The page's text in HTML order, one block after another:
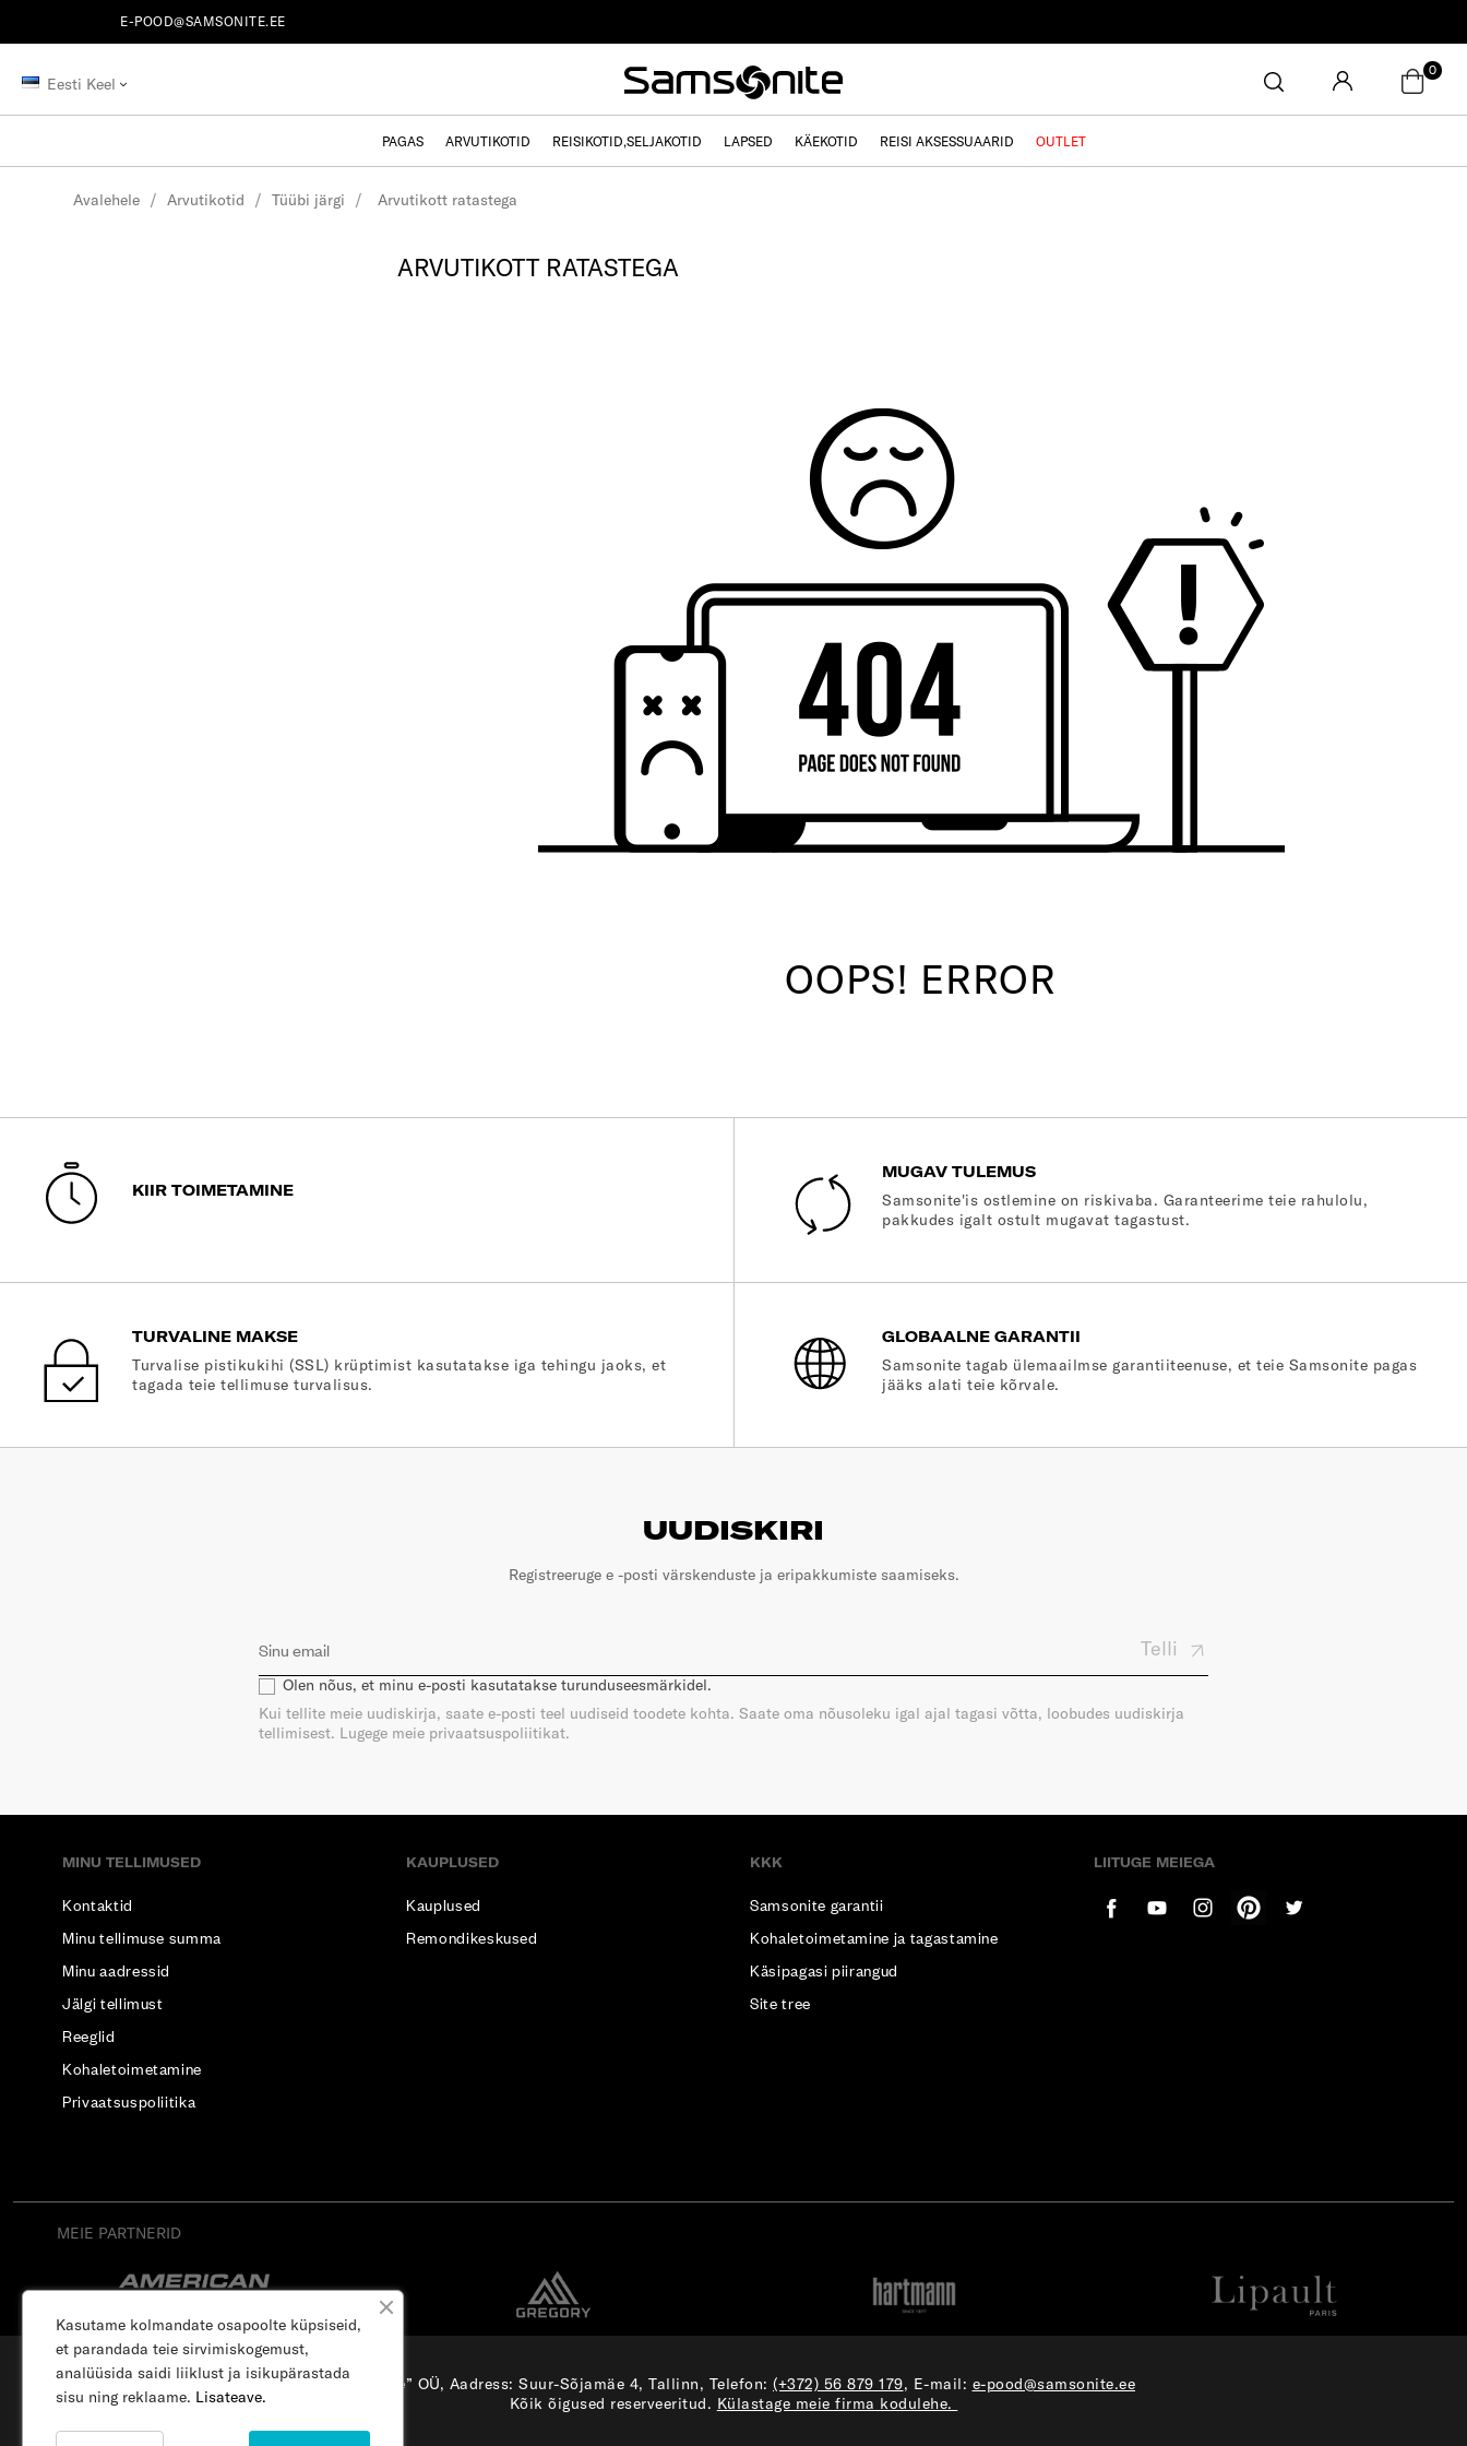
E-POOD@SAMSONITE.EE
Eesti Keel
0
PAGAS ARVUTIKOTID REISIKOTID,SELJAKOTID LAPSED KÄEKOTID REISI AKSESSUAARID OUTLET
Avalehele Arvutikotid Tüübi järgi Arvutikott ratastega
ARVUTIKOTT RATASTEGA
OOPS! ERROR
KIIR TOIMETAMINE
MUGAV TULEMUS
Samsonite'is ostlemine on riskivaba. Garanteerime teie rahulolu,
pakkudes igalt ostult mugavat tagastust.
TURVALINE MAKSE
Turvalise pistikukihi (SSL) krüptimist kasutatakse iga tehingu jaoks, et
tagada teie tellimuse turvalisus.
GLOBAALNE GARANTII
Samsonite tagab ülemaailmse garantiiteenuse, et teie Samsonite pagas
jääks alati teie kõrvale.
UUDISKIRI
Registreeruge e -posti värskenduste ja eripakkumiste saamiseks.
Telli
Olen nõus, et minu e-posti kasutatakse turunduseesmärkidel.
Kui tellite meie uudiskirja, saate e-posti teel uudiseid toodete kohta. Saate oma nõusoleku igal ajal tagasi võtta, loobudes uudiskirja
tellimisest. Lugege meie privaatsuspoliitikat.
MINU TELLIMUSED
Kontaktid
Minu tellimuse summa
Minu aadressid
Jälgi tellimust
Reeglid
Kohaletoimetamine
Privaatsuspoliitika
KAUPLUSED
Kauplused
Remondikeskused
KKK
Samsonite garantii
Kohaletoimetamine ja tagastamine
Käsipagasi piirangud
Site tree
LIITUGE MEIEGA
MEIE PARTNERID
“Osterode” OÜ, Aadress: Suur-Sõjamäe 4, Tallinn, Telefon: (+372) 56 879 179, E-mail: e-pood@samsonite.ee
Kõik õigused reserveeritud. Külastage meie firma kodulehe.
Kasutame kolmandate osapoolte küpsiseid,
et parandada teie sirvimiskogemust,
analüüsida saidi liiklust ja isikupärastada
sisu ning reklaame. Lisateave.